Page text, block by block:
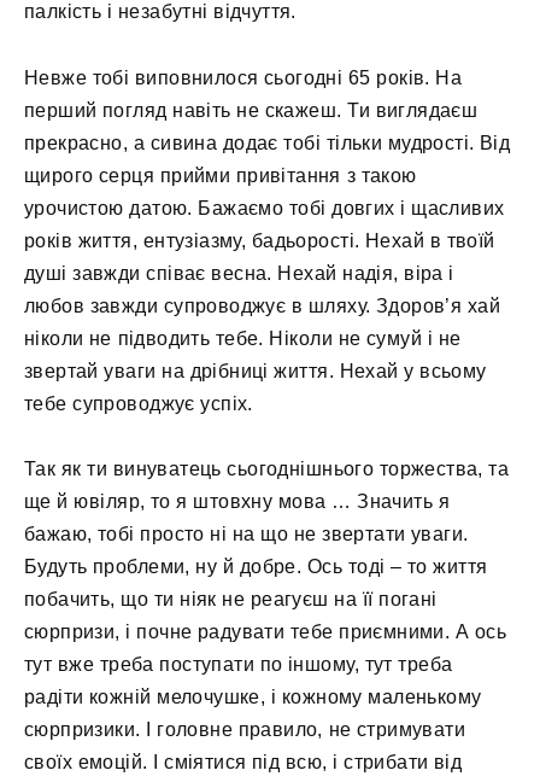
палкість і незабутні відчуття.
Невже тобі виповнилося сьогодні 65 років. На
перший погляд навіть не скажеш. Ти виглядаєш
прекрасно, а сивина додає тобі тільки мудрості. Від
щирого серця прийми привітання з такою
урочистою датою. Бажаємо тобі довгих і щасливих
років життя, ентузіазму, бадьорості. Нехай в твоїй
душі завжди співає весна. Нехай надія, віра і
любов завжди супроводжує в шляху. Здоров’я хай
ніколи не підводить тебе. Ніколи не сумуй і не
звертай уваги на дрібниці життя. Нехай у всьому
тебе супроводжує успіх.
Так як ти винуватець сьогоднішнього торжества, та
ще й ювіляр, то я штовхну мова … Значить я
бажаю, тобі просто ні на що не звертати уваги.
Будуть проблеми, ну й добре. Ось тоді – то життя
побачить, що ти ніяк не реагуєш на її погані
сюрпризи, і почне радувати тебе приємними. А ось
тут вже треба поступати по іншому, тут треба
радіти кожній мелочушке, і кожному маленькому
сюрпризики. І головне правило, не стримувати
своїх емоцій. І сміятися під всю, і стрибати від